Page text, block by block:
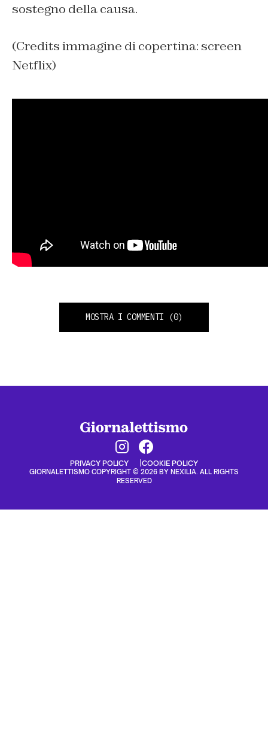
sostegno della causa.
(Credits immagine di copertina: screen
Netflix)
MOSTRA I COMMENTI (0)
PRIVACY POLICY COOKIE POLICY
GIORNALETTISMO COPYRIGHT © 2026 BY NEXILIA. ALL RIGHTS
RESERVED